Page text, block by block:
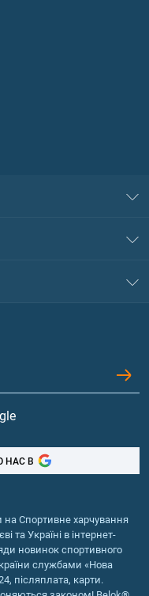
НАС В
на Спортивне харчування
та Україні в інтернет-
новинок спортивного
службами «Нова
післяплата, карти.